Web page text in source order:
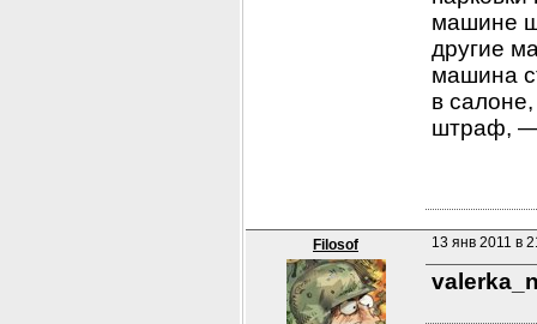
машине
другие
машина
в
штраф, —
Filosof 13 янв 2011 в